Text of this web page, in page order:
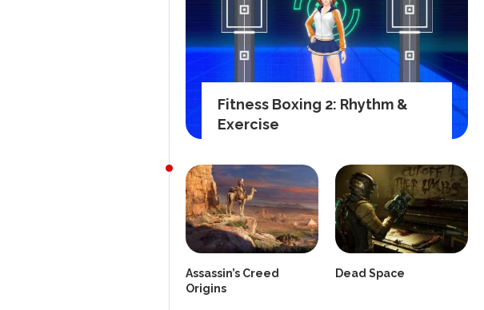
Fitness Boxing 2: Rhythm &
Exercise
Assassin’s Creed
Origins
Dead Space